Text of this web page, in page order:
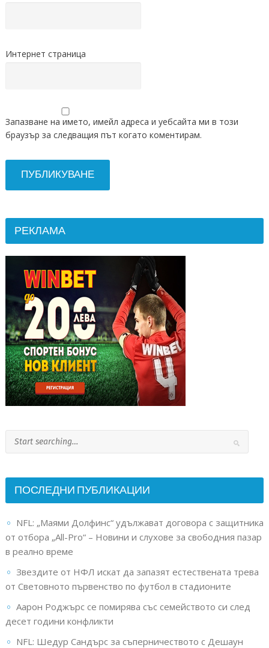
Интернет страница
Запазване на името, имейл адреса и уебсайта ми в този
браузър за следващия път когато коментирам.
РЕКЛАМА
ПОСЛЕДНИ ПУБЛИКАЦИИ
NFL: „Маями Долфинс“ удължават договора с защитника
от отбора „All-Pro“ – Новини и слухове за свободния пазар
в реално време
Звездите от НФЛ искат да запазят естествената трева
от Световното първенство по футбол в стадионите
Аарон Роджърс се помирява със семейството си след
десет години конфликти
NFL: Шедур Сандърс за съперничеството с Дешаун